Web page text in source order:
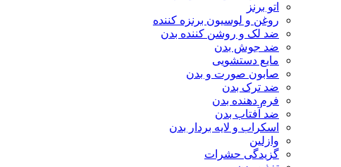
اتو برنز
روغن و لوسیون برنزه کننده
ضد لک و روشن کننده بدن
ضد جوش بدن
مایع دستشویی
صابون صورت و بدن
ضد ترک بدن
فرم دهنده بدن
ضد آفتاب بدن
اسکراب و لایه بردار بدن
وازلین
گزیدگی حشرات